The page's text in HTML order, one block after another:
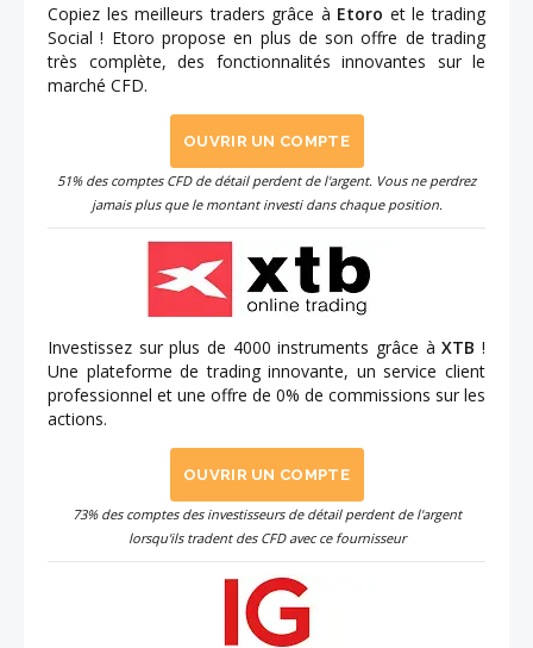
Copiez les meilleurs traders grâce à Etoro et le trading
Social ! Etoro propose en plus de son offre de trading
très complète, des fonctionnalités innovantes sur le
marché CFD.
OUVRIR UN COMPTE
51% des comptes CFD de détail perdent de l'argent. Vous ne perdrez
jamais plus que le montant investi dans chaque position.
Investissez sur plus de 4000 instruments grâce àXTB !
Une plateforme de trading innovante, un service client
professionnel et une offre de 0% de commissions sur les
actions.
OUVRIR UN COMPTE
73% des comptes des investisseurs de détail perdent de l'argent
lorsqu'ils tradent des CFD avec ce fournisseur